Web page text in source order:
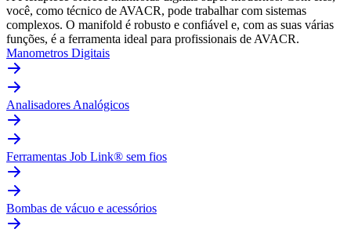
você, como técnico de AVACR, pode trabalhar com sistemas
complexos. O manifold é robusto e confiável e, com as suas várias
funções, é a ferramenta ideal para profissionais de AVACR.
Manometros Digitais
Analisadores Analógicos
Ferramentas Job Link® sem fios
Bombas de vácuo e acessórios